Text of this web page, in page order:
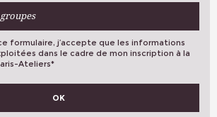
formulaire, j’accepte que les informations
dans le cadre de mon inscription à la
Ateliers*
OK